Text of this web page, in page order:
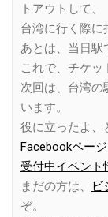
トアウトして、
台湾に行く際に
あとは、当日駅
これで、チケッ
次回は、台湾の
います。
役に立ったよ、
Facebookペー
受付中イベント
まだの方は、
ビ
ぞ。